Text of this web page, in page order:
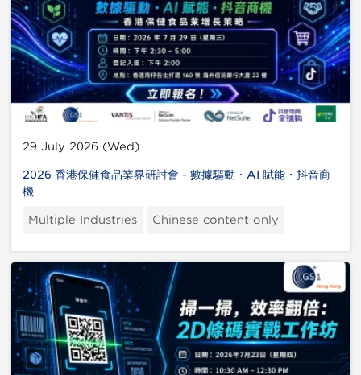
29 July 2026 (Wed)
2026 香港保健食品業界研討會 - 數據驅動・AI 賦能・抖音商
機
Multiple Industries Chinese content only